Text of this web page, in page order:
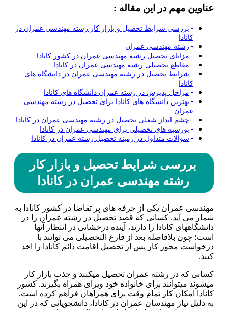
عناوین مهم در این مقاله :
بررسی شرایط تحصیل و بازار کار رشته مهندسی عمران در
کانادا
رشته مهندسی عمران
مزایای تحصیل رشته مهندسی عمران در کشور کانادا
مقاطع تحصیلی رشته مهندسی عمران در کانادا
شرایط تحصیل در رشته مهندسی عمران در دانشگاه­ های
کانادا
مراحل پذیرش در رشته عمران دانشگاه­ های کانادا
بهترین دانشگاه­ های کانادا برای تحصیل در رشته مهندسی
عمران
چشم انداز شغلی تحصیل در رشته مهندسی عمران در کانادا
بورسیه های تحصیلی برای مهندسی عمران در کانادا
سوالات متداول در زمینه تحصیل رشته عمران در کانادا
بررسی شرایط تحصیل و بازار کار
رشته مهندسی عمران در کانادا
مهندسی عمران یکی از حرفه های پر تقاضا در کشور کانادا به
شمار می آید. کسانی که قصد تحصیل در رشته عمران را در
دانشگاه­های کانادا را دارند، آینده درخشانی در انتظار آن­ها
است؛ چون بلافاصله بعد از فارغ التحصیلی می توانند با
درخواست مجوز کار پس از تحصیل اقامت دائم کانادا را اخذ
کنند.
کسانی که در رشته عمران تحصیل میکنند و جذب بازار کار
می­شوند می­توانند برای خانواده خود ویزای همراه بگیرند. کشور
کانادا امکان کار تمام وقت برای همراهان فراهم کرده است.
به دلیل نیاز مهندسان عمران در کانادا، دانشجویانی که در این